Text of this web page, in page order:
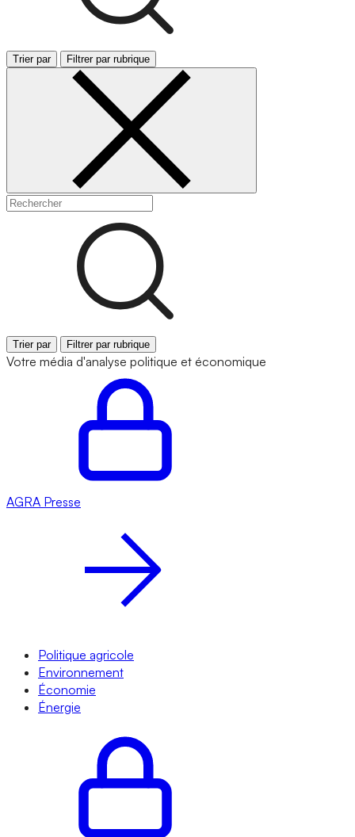
Trier par Filtrer par rubrique
Trier par Filtrer par rubrique
Votre média d'analyse politique et économique
AGRA Presse
Politique agricole
Environnement
Économie
Énergie